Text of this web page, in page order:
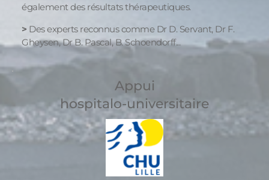
également des résultats thérapeutiques.
> Des experts reconnus comme Dr D. Servant, Dr F.
Gheysen, Dr B. Pascal, B. Schoendorff...
Appui
hospitalo-universitaire